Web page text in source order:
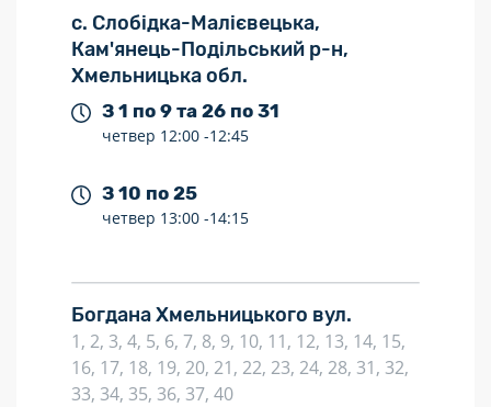
с. Слобідка-Малієвецька,
Кам'янець-Подільський р-н,
Хмельницька обл.
З 1 по 9 та 26 по 31
четвер 12:00 -12:45
З 10 по 25
четвер 13:00 -14:15
Богдана Хмельницького вул.
1, 2, 3, 4, 5, 6, 7, 8, 9, 10, 11, 12, 13, 14, 15,
16, 17, 18, 19, 20, 21, 22, 23, 24, 28, 31, 32,
33, 34, 35, 36, 37, 40